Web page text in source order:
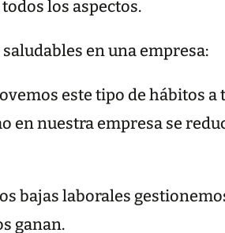
los aspectos.
en una empresa:
este tipo de hábitos a
en nuestra empresa se
bajas laborales
ganan.